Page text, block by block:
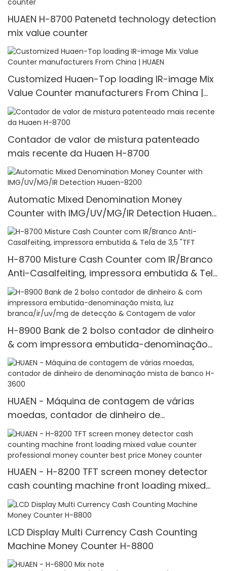
HUAEN H-8700 Patenetd technology detection
mix value counter
Customized Huaen-Top loading IR-image Mix
Value Counter manufacturers From China |
HUAEN
Contador de valor de mistura patenteado
mais recente da Huaen H-8700
Automatic Mixed Denomination Money
Counter with IMG/UV/MG/IR Detection Huaen-
8200
H-8700 Misture Cash Counter com IR/Branco
Anti-Casalfeiting, impressora embutida & Tela
de 3,5 "TFT
H-8900 Bank de 2 bolso contador de dinheiro
& com impressora embutida-denominação
mista, luz branca/ir/uv/mg de detecção &
Contagem de valor
HUAEN - Máquina de contagem de várias
moedas, contador de dinheiro de
denominação mista de banco H-3600
HUAEN - H-8200 TFT screen money detector
cash counting machine front loading mixed
value counter professional money counter
best price Money counter
LCD Display Multi Currency Cash Counting
Machine Money Counter H-8800